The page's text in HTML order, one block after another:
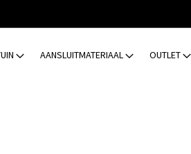
AANSLUITMATERIAAL OUTLET